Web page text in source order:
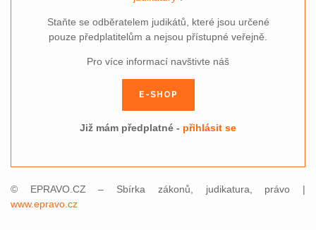
Staňte se odběratelem judikátů, které jsou určené
pouze předplatitelům a nejsou přístupné veřejně.
Pro více informací navštivte náš
E-SHOP
Již mám předplatné - přihlásit se
© EPRAVO.CZ – Sbírka zákonů, judikatura, právo |
www.epravo.cz